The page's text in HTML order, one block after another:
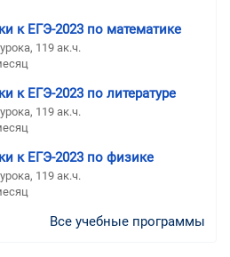
к ЕГЭ-2023 по математике
119 ак.ч.
к ЕГЭ-2023 по литературе
119 ак.ч.
к ЕГЭ-2023 по физике
119 ак.ч.
Все учебные программы